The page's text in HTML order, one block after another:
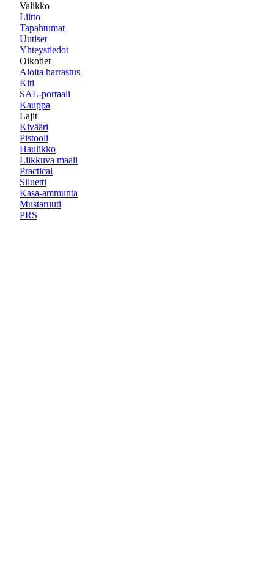
Valikko
Liitto
Tapahtumat
Uutiset
Yhteystiedot
Oikotiet
Aloita harrastus
Kiti
SAL-portaali
Kauppa
Lajit
Kivääri
Pistooli
Haulikko
Liikkuva maali
Practical
Siluetti
Kasa-ammunta
Mustaruuti
PRS